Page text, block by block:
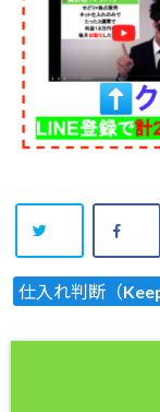
仕入れ判断（